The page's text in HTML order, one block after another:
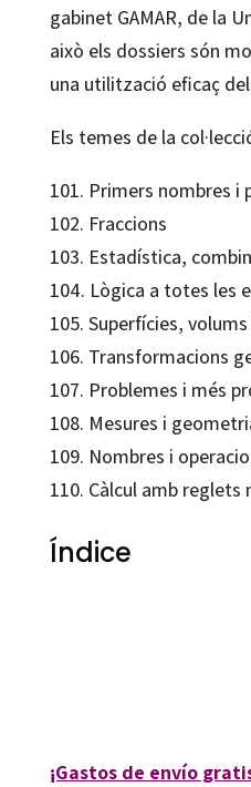
gabinet GAMAR, de la
això els dossiers són
una utilització eficaç
Els temes de la
101. Primers nombres i
102. Fraccions
103. Estadística,
104. Lògica a totes les
105. Superfícies,
106. Transformacions
107. Problemes i més
108. Mesures i
109. Nombres i
110. Càlcul amb reglets
Índice
¡Gastos de envío